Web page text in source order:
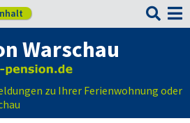

Warschau
zu Ihrer Ferienwohnung oder